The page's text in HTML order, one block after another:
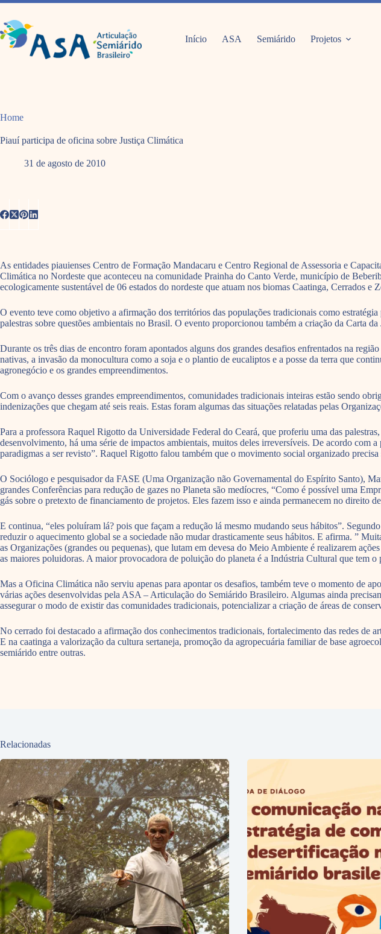
Pular
o
conteúdo
Início ASA Semiárido Projetos
Home
Piauí participa de oficina sobre Justiça Climática
31 de agosto de 2010
As entidades piauienses Centro de Formação Mandacaru e Centro Regional de Assessoria e
Climática no Nordeste que aconteceu na comunidade Prainha do Canto Verde, município de
ecologicamente sustentável de 06 estados do nordeste que atuam nos biomas Caatinga, Cerrados e
O evento teve como objetivo a afirmação dos territórios das populações tradicionais como
palestras sobre questões ambientais no Brasil. O evento proporcionou também a criação da Carta
Durante os três dias de encontro foram apontados alguns dos grandes desafios enfrentados na
nativas, a invasão da monocultura como a soja e o plantio de eucaliptos e a posse da terra que
agronegócio e os grandes empreendimentos.
Com o avanço desses grandes empreendimentos, comunidades tradicionais inteiras estão sendo
indenizações que chegam até seis reais. Estas foram algumas das situações relatadas pelas
Para a professora Raquel Rigotto da Universidade Federal do Ceará, que proferiu uma das
desenvolvimento, há uma série de impactos ambientais, muitos deles irreversíveis. De acordo com
paradigmas a ser revisto”. Raquel Rigotto falou também que o movimento social organizado
O Sociólogo e pesquisador da FASE (Uma Organização não Governamental do Espírito Santo),
grandes Conferências para redução de gazes no Planeta são medíocres, “Como é possível uma
gás sobre o pretexto de financiamento de projetos. Eles fazem isso e ainda permanecem no direito
E continua, “eles poluíram lá? pois que façam a redução lá mesmo mudando seus hábitos”.
reduzir o aquecimento global se a sociedade não mudar drasticamente seus hábitos. E afirma. ”
as Organizações (grandes ou pequenas), que lutam em devesa do Meio Ambiente é realizarem
as maiores poluidoras. A maior provocadora de poluição do planeta é a Indústria Cultural que tem
Mas a Oficina Climática não serviu apenas para apontar os desafios, também teve o momento de
várias ações desenvolvidas pela ASA – Articulação do Semiárido Brasileiro. Algumas ainda
assegurar o modo de existir das comunidades tradicionais, potencializar a criação de áreas de
No cerrado foi destacado a afirmação dos conhecimentos tradicionais, fortalecimento das redes
E na caatinga a valorização da cultura sertaneja, promoção da agropecuária familiar de base
semiárido entre outras.
Relacionadas